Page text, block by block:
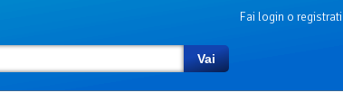
Fai login o registrati
Vai